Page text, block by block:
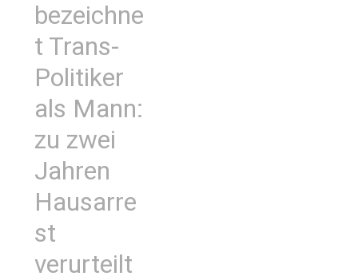
bezeichne
t Trans-
Politiker
als Mann:
zu zwei
Jahren
Hausarre
st
verurteilt